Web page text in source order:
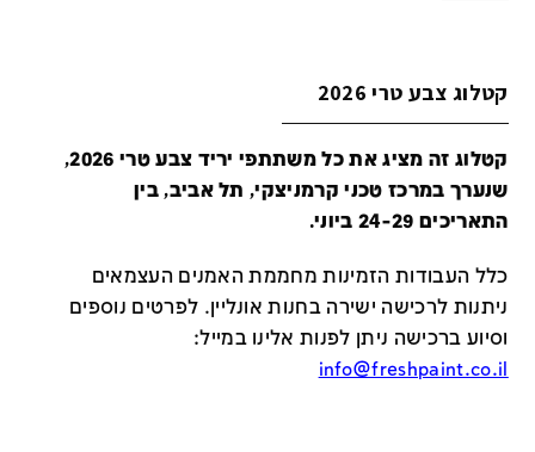
קטלוג צבע טרי 2026
קטלוג זה מציג את כל משתתפי יריד צבע טרי 2026,
שנערך במרכז טכני קרמניצקי, תל אביב, בין
התאריכים 24-29 ביוני.
כלל העבודות הזמינות מחממת האמנים העצמאים
ניתנות לרכישה ישירה בחנות אונליין. לפרטים נוספים
וסיוע ברכישה ניתן לפנות אלינו במייל:
info@freshpaint.co.il